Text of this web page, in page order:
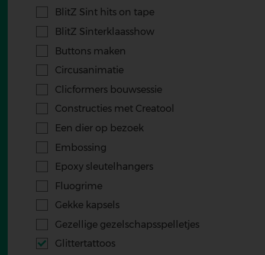
BlitZ Sint hits on tape
BlitZ Sinterklaasshow
Buttons maken
Circusanimatie
Clicformers bouwsessie
Constructies met Creatool
Een dier op bezoek
Embossing
Epoxy sleutelhangers
Fluogrime
Gekke kapsels
Gezellige gezelschapsspelletjes
Glittertattoos